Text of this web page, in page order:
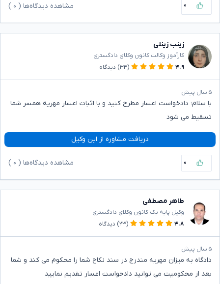
۰ مشاهده دیدگاه‌ها ( ۰
زینب زینلی
کارآموز وکالت کانون وکلای دادگستری
۴.۹
(۳۴) دیدگاه
۵ سال پیش
با سلام؛ دادخواست اعسار مطرح کنید و با اثبات اعسار مهریه همسر شما
تسقیط می شود
دریافت مشاوره از این وکیل
۰ مشاهده دیدگاه‌ها ( ۰
طاهر مصطفی
وکیل پایه یک کانون وکلای دادگستری
۴.۸
(۲۳) دیدگاه
۵ سال پیش
دادگاه به میزان مهریه مندرج در سند نکاح شما را محکوم می کند و شما
بعد از محکومیت می توانید دادخواست اعسار تقدیم نمایید